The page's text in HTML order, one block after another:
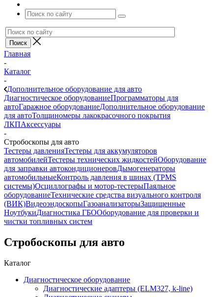
Главная
-
Каталог
-
Дополнительное оборудование для авто
Диагностическое оборудованиеПрограмматоры для
автоГаражное оборудованиеДополнительное оборудование
для автоТолщиномеры лакокрасочного покрытия
ЛКПАксессуары
-
Стробоскопы для авто
Тестеры давленияТестеры для аккумуляторов
автомобилейТестеры технических жидкостейОборудование
для заправки автокондиционеровДымогенераторы
автомобильныеКонтроль давления в шинах (TPMS
системы)Осциллографы и мотор-тестерыПаяльное
оборудованиеТехнические средства визуального контроля
(ВИК)ВидеоэндоскопыГазоанализаторыЗащищенные
НоутбукиДиагностика ГБООборудование для проверки и
чистки топливных систем
Стробоскопы для авто
Каталог
Диагностическое оборудование
Диагностические адаптеры (ELM327, k-line)